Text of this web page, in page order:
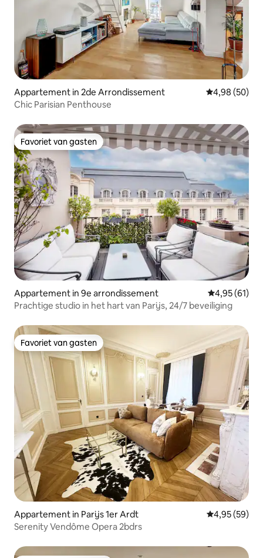
Appartement in 2de Arrondissement Gemiddelde
4,98 (50)
Chic Parisian Penthouse
Favoriet van gasten
Favoriet van gasten
Appartement in 9e arrondissement Gemiddelde
4,95 (61)
Prachtige studio in het hart van Parijs, 24/7 beveiliging
Favoriet van gasten
Favoriet van gasten
Appartement in Parijs 1er Ardt Gemiddelde
4,95 (59)
Serenity Vendôme Opera 2bdrs